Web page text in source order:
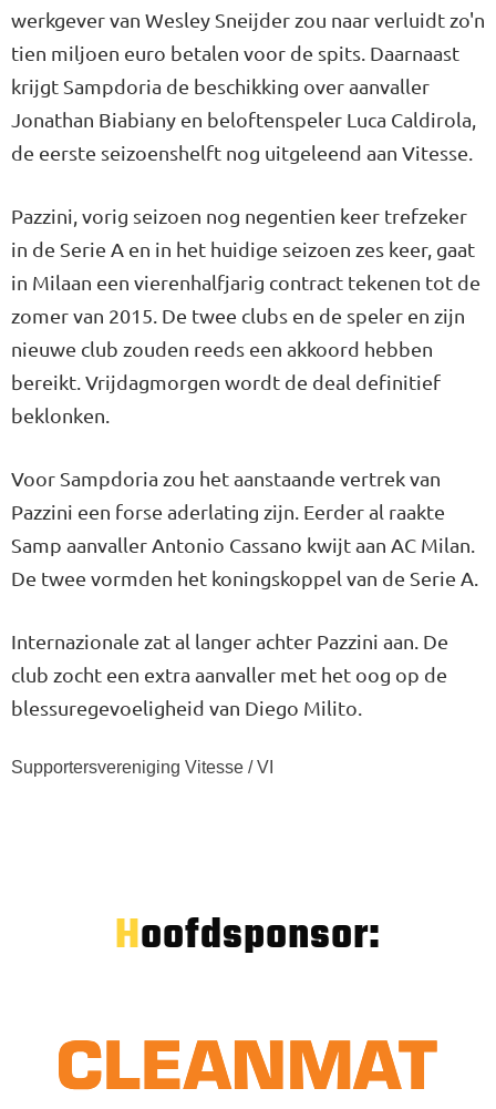
werkgever van Wesley Sneijder zou naar verluidt zo'n
tien miljoen euro betalen voor de spits. Daarnaast
krijgt Sampdoria de beschikking over aanvaller
Jonathan Biabiany en beloftenspeler Luca Caldirola,
de eerste seizoenshelft nog uitgeleend aan Vitesse.
Pazzini, vorig seizoen nog negentien keer trefzeker
in de Serie A en in het huidige seizoen zes keer, gaat
in Milaan een vierenhalfjarig contract tekenen tot de
zomer van 2015. De twee clubs en de speler en zijn
nieuwe club zouden reeds een akkoord hebben
bereikt. Vrijdagmorgen wordt de deal definitief
beklonken.
Voor Sampdoria zou het aanstaande vertrek van
Pazzini een forse aderlating zijn. Eerder al raakte
Samp aanvaller Antonio Cassano kwijt aan AC Milan.
De twee vormden het koningskoppel van de Serie A.
Internazionale zat al langer achter Pazzini aan. De
club zocht een extra aanvaller met het oog op de
blessuregevoeligheid van Diego Milito.
Supportersvereniging Vitesse / VI
Hoofdsponsor: